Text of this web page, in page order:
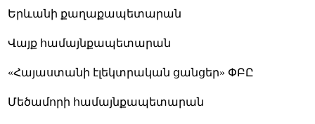
Երևանի քաղաքապետարան
Վայք համայնքապետարան
«Հայաստանի էլեկտրական ցանցեր» ՓԲԸ
Մեծամորի համայնքապետարան